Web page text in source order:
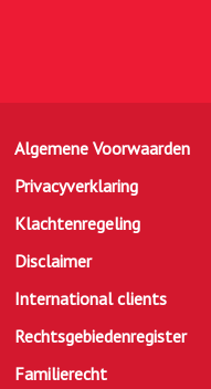
Algemene Voorwaarden
Privacyverklaring
Klachtenregeling
Disclaimer
International clients
Rechtsgebiedenregister
Familierecht